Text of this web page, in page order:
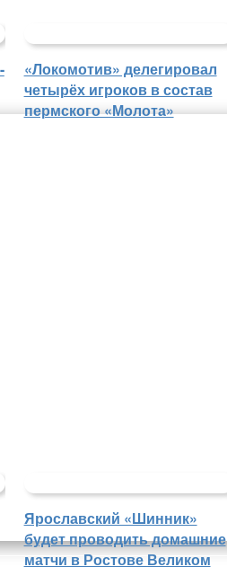
«Локомотив» делегировал
четырёх игроков в состав
пермского «Молота»
Ярославский «Шинник»
будет проводить домашние
матчи в Ростове Великом